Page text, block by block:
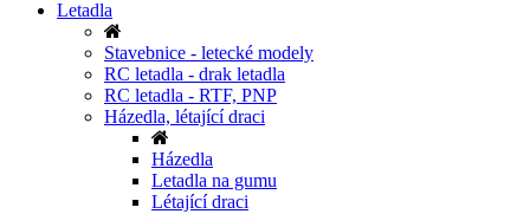
Letadla
Stavebnice - letecké modely
RC letadla - drak letadla
RC letadla - RTF, PNP
Házedla, létající draci
Házedla
Letadla na gumu
Létající draci